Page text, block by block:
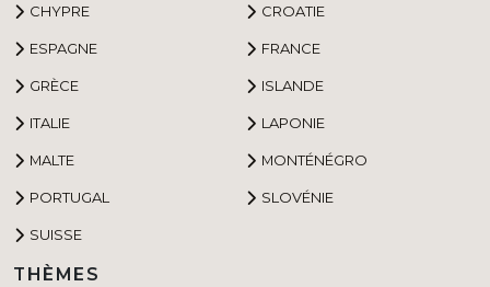
CHYPRE CROATIE
ESPAGNE FRANCE
GRÈCE ISLANDE
ITALIE LAPONIE
MALTE MONTÉNÉGRO
PORTUGAL SLOVÉNIE
SUISSE
THÈMES